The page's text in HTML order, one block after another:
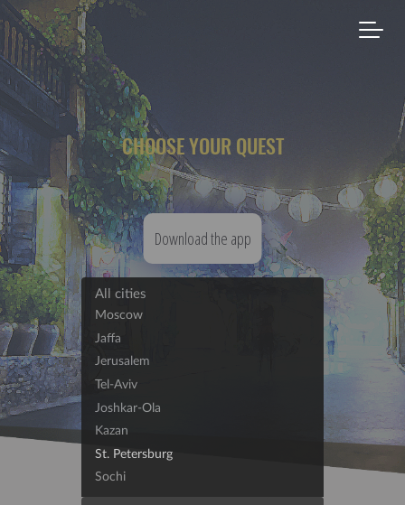
CHOOSE YOUR QUEST
Download the app
All cities
Moscow
Jaffa
Jerusalem
Tel-Aviv
Joshkar-Ola
Kazan
St. Petersburg
Sochi